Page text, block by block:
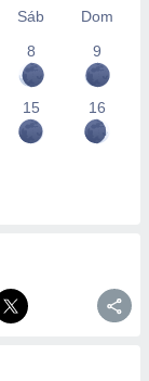
Sáb
Dom
8
9
15 16